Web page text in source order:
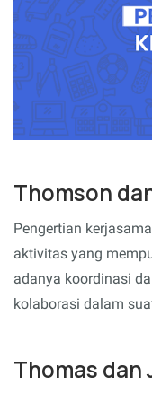
Thomson
Pengertian
aktivitas yang
adanya koordinasi
kolaborasi dalam
Thomas dan